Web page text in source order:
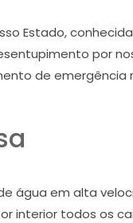
Estado,
por
de emergência
água em alta
interior todos os